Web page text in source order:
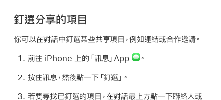
釘選分享的項目
你可以在對話中釘選某些共享項目，例如連結或合作邀請。
前往 iPhone 上的「訊息」App 。
按住訊息，然後點一下「釘選」。
若要尋找已釘選的項目，在對話最上方點一下聯絡人或